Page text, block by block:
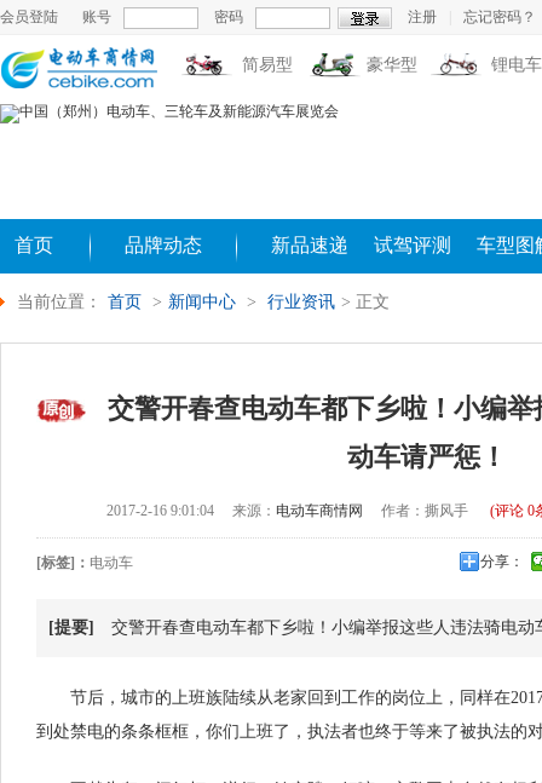
会员登陆 账号 密码 注册 忘记密码？
简易型 豪华型 锂电车
首页 品牌动态 新品速递 试驾评测 车型图
当前位置： 首页 > 新闻中心 > 行业资讯 > 正文
交警开春查电动车都下乡啦！小编
动车请严惩！
[标签]： 电动车 分享：
2017-2-16 9:01:04 来源： 电动车商情网 作者：撕风手 (评论 0
[提要] 交警开春查电动车都下乡啦！小编举报这些人违法骑电动
节后，城市的上班族陆续从老家回到工作的岗位上，同样在
到处禁电的条条框框，你们上班了，执法者也终于等来了被执法的